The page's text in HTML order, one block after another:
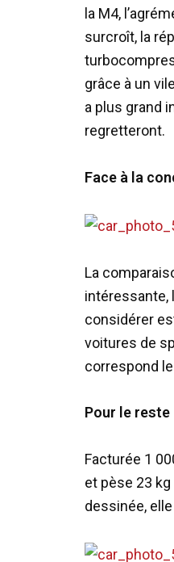
la M4,
surcroît, la
grâce à un
a plus grand
regretteront.
Face à la
La
intéressante,
considérer
voitures de
correspond
Pour le reste
Facturée 1
et pèse 23
dessinée,